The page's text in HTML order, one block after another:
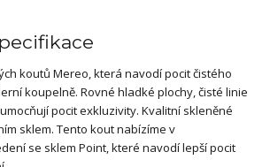
koutů Mereo, která navodí pocit čistého
koupelně. Rovné hladké plochy, čisté linie
pocit exkluzivity. Kvalitní skleněné
sklem. Tento kout nabízíme v
se sklem Point, které navodí lepší pocit